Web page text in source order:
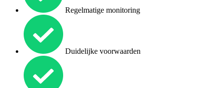
Regelmatige monitoring
Duidelijke voorwaarden